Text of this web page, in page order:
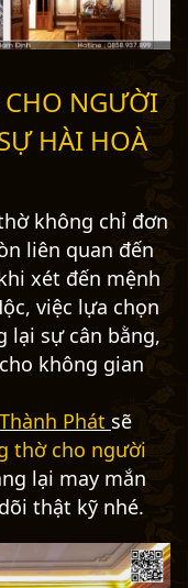
NGƯỜI
HÀI HOÀ
không chỉ đơn
liên quan đến
xét đến mệnh
việc lựa chọn
lại sự cân bằng,
không gian
Phát sẽ
thờ cho người
lại may mắn
thật kỹ nhé.